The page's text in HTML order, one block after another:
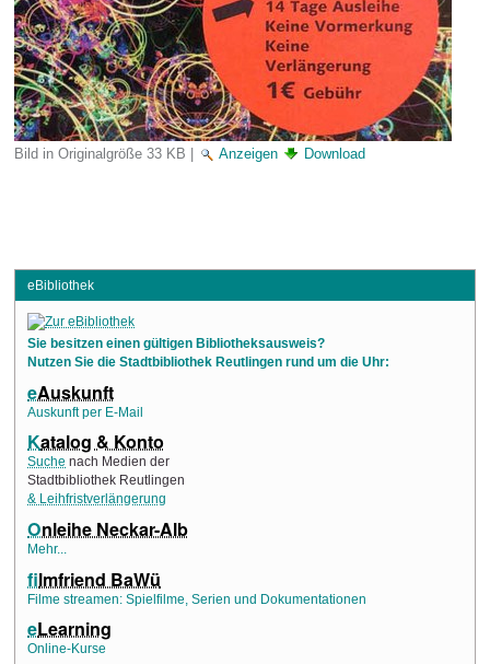
Bild in Originalgröße 33 KB | Anzeigen Download
eBibliothek
Sie besitzen einen gültigen Bibliotheksausweis?
Nutzen Sie die Stadtbibliothek Reutlingen rund um die Uhr:
eAuskunft
Auskunft per E-Mail
Katalog & Konto
Suche nach Medien der
Stadtbibliothek Reutlingen
& Leihfristverlängerung
Onleihe Neckar-Alb
Mehr...
filmfriend BaWü
Filme streamen: Spielfilme, Serien und Dokumentationen
eLearning
Online-Kurse